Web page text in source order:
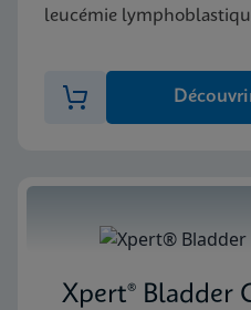
leucémie
Xpert® Bladder